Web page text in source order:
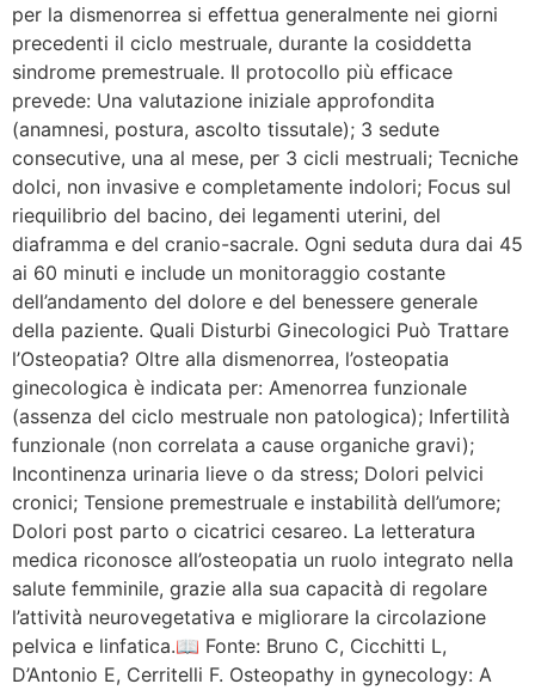
per la dismenorrea si effettua generalmente nei giorni
precedenti il ciclo mestruale, durante la cosiddetta
sindrome premestruale. Il protocollo più efficace
prevede: Una valutazione iniziale approfondita
(anamnesi, postura, ascolto tissutale); 3 sedute
consecutive, una al mese, per 3 cicli mestruali; Tecniche
dolci, non invasive e completamente indolori; Focus sul
riequilibrio del bacino, dei legamenti uterini, del
diaframma e del cranio-sacrale. Ogni seduta dura dai 45
ai 60 minuti e include un monitoraggio costante
dell’andamento del dolore e del benessere generale
della paziente. Quali Disturbi Ginecologici Può Trattare
l’Osteopatia? Oltre alla dismenorrea, l’osteopatia
ginecologica è indicata per: Amenorrea funzionale
(assenza del ciclo mestruale non patologica); Infertilità
funzionale (non correlata a cause organiche gravi);
Incontinenza urinaria lieve o da stress; Dolori pelvici
cronici; Tensione premestruale e instabilità dell’umore;
Dolori post parto o cicatrici cesareo. La letteratura
medica riconosce all’osteopatia un ruolo integrato nella
salute femminile, grazie alla sua capacità di regolare
l’attività neurovegetativa e migliorare la circolazione
pelvica e linfatica.📖 Fonte: Bruno C, Cicchitti L,
D’Antonio E, Cerritelli F. Osteopathy in gynecology: A